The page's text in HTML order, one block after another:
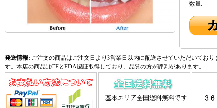
数量:
発送情報: ご注文の商品はご注文日より3営業日以内に配送させていただいてお
す。本店の商品はCEとFDA認証取得しており、品質の方が評判があります。